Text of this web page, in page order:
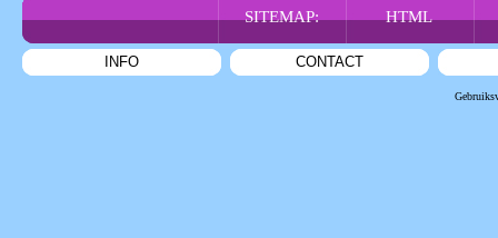
SITEMAP: HTML
INFO CONTACT